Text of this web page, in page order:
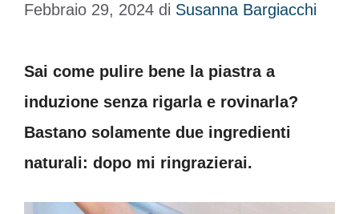
Febbraio 29, 2024 di Susanna Bargiacchi
Sai come pulire bene la piastra a
induzione senza rigarla e rovinarla?
Bastano solamente due ingredienti
naturali: dopo mi ringrazierai.